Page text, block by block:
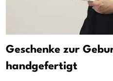
Geschenke zur
handgefertigt